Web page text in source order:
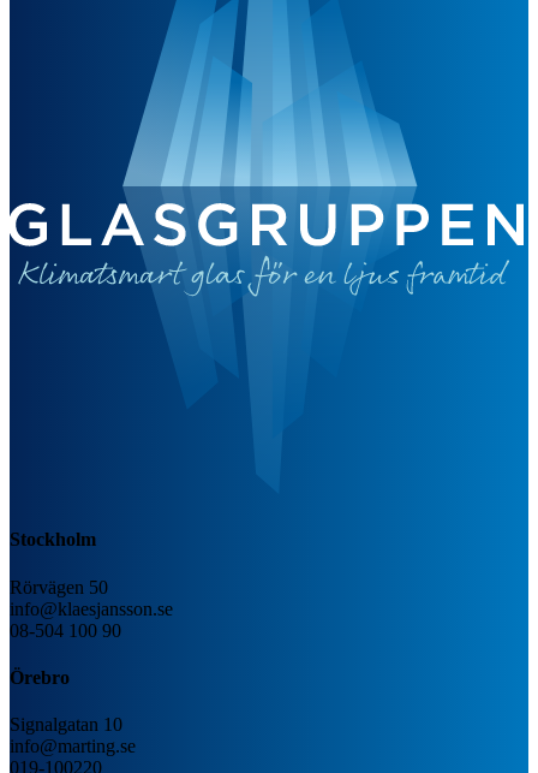
Stockholm
Rörvägen 50
info@klaesjansson.se
08-504 100 90
Örebro
Signalgatan 10
info@marting.se
019-100220